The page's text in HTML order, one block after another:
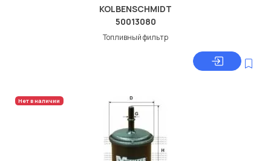
KOLBENSCHMIDT
50013080
Топливный фильтр
Нет в наличии